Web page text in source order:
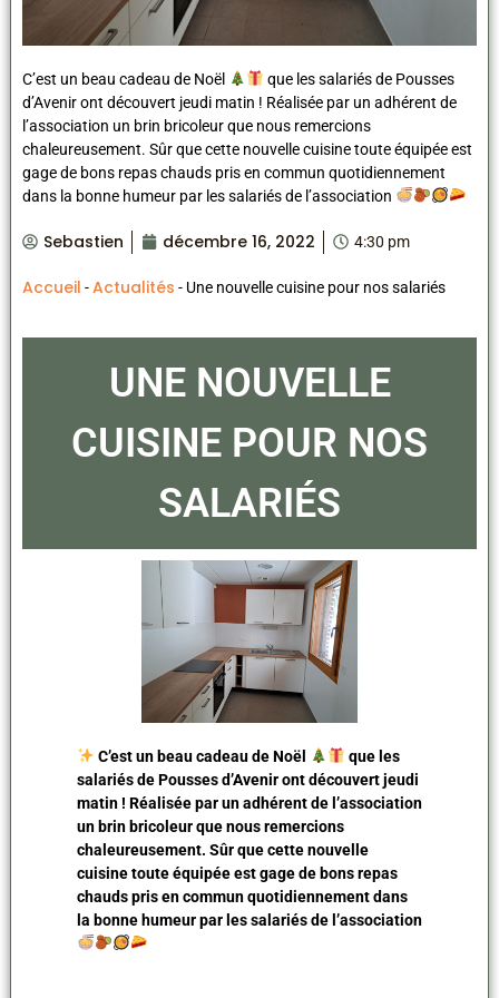
C’est un beau cadeau de Noël
que les salariés de Pousses
d’Avenir ont découvert jeudi matin ! Réalisée par un adhérent de
l’association un brin bricoleur que nous remercions
chaleureusement. Sûr que cette nouvelle cuisine toute équipée est
gage de bons repas chauds pris en commun quotidiennement
dans la bonne humeur par les salariés de l’association
Sebastien décembre 16, 2022 4:30 pm
Accueil -Actualités - Une nouvelle cuisine pour nos salariés
UNE NOUVELLE
CUISINE POUR NOS
SALARIÉS
C’est un beau cadeau de Noël
que les
salariés de Pousses d’Avenir ont découvert jeudi
matin ! Réalisée par un adhérent de l’association
un brin bricoleur que nous remercions
chaleureusement. Sûr que cette nouvelle
cuisine toute équipée est gage de bons repas
chauds pris en commun quotidiennement dans
la bonne humeur par les salariés de l’association